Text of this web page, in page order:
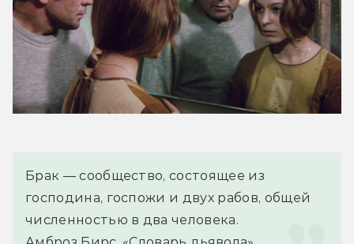
Брак — сообщество, состоящее из
господина, госпожи и двух рабов, общей
численностью в два человека.